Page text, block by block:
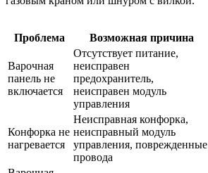
Проблема Возможная причина
Варочная
панель не
включается
Отсутствует питание,
неисправен
предохранитель,
неисправен модуль
управления
Конфорка не
нагревается
Неисправная конфорка,
неисправный модуль
управления, поврежденные
провода